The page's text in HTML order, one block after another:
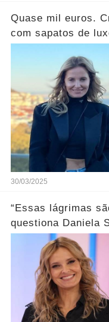
Quase mil euros.
com sapatos de
30/03/2025
“Essas lágrimas
questiona Daniela